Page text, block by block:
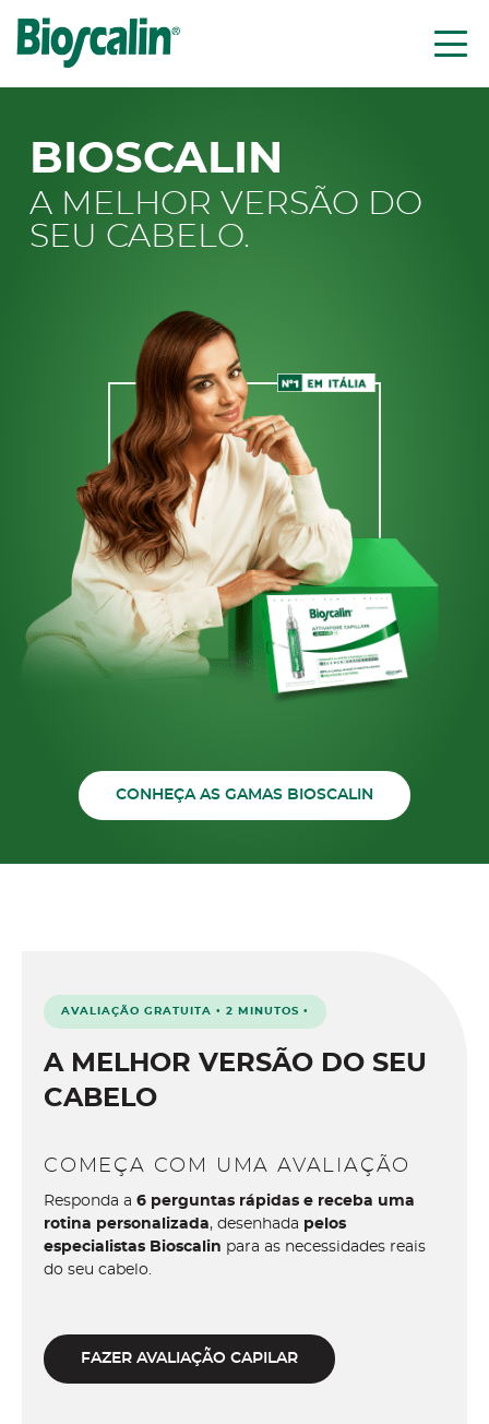
BIOSCALIN
A MELHOR VERSÃO DO
SEU CABELO.
CONHEÇA AS GAMAS BIOSCALIN
AVALIAÇÃO GRATUITA • 2 MINUTOS •
A MELHOR VERSÃO DO SEU
CABELO
COMEÇA COM UMA AVALIAÇÃO
Responda a 6 perguntas rápidas e receba uma
rotina personalizada, desenhada pelos
especialistas Bioscalin para as necessidades reais
do seu cabelo.
FAZER AVALIAÇÃO CAPILAR